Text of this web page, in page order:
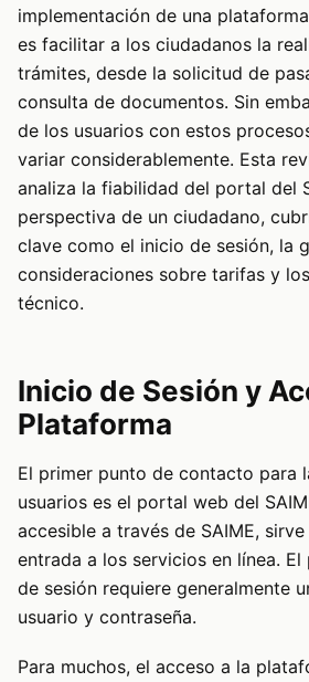
implementación de una
es facilitar a los ciudadanos la
trámites, desde la solicitud de
consulta de documentos. Sin
de los usuarios con estos
variar considerablemente. Esta
analiza la fiabilidad del portal del
perspectiva de un ciudadano,
clave como el inicio de sesión, la
consideraciones sobre tarifas y
técnico.
Inicio de Sesión y
Plataforma
El primer punto de contacto para
usuarios es el portal web del
accesible a través de SAIME,
entrada a los servicios en línea.
de sesión requiere generalmente
usuario y contraseña.
Para muchos, el acceso a la